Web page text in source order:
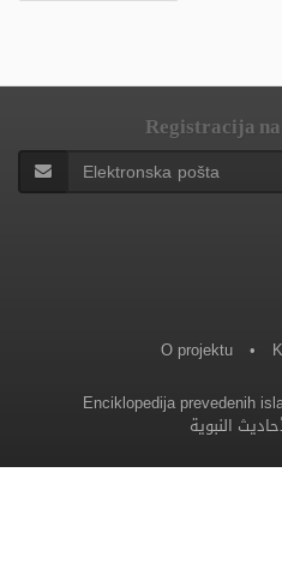
Registracija
O projektu •
Enciklopedija prevedenih
النبوية